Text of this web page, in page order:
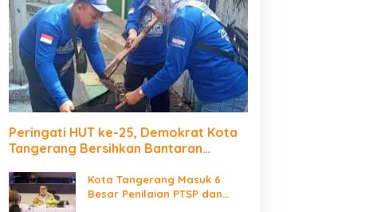
Peringati HUT ke-25, Demokrat Kota
Tangerang Bersihkan Bantaran
Kota Tangerang Masuk 6
Besar Penilaian PTSP dan